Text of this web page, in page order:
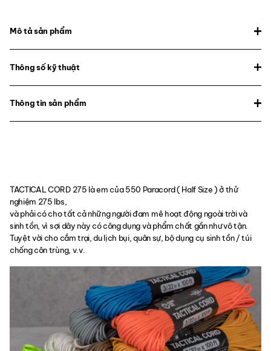
Mô tả sản phẩm
Thông số kỹ thuật
Thông tin sản phẩm
TACTICAL CORD 275 là em của 550 Paracord ( Half Size ) ở thử
nghiệm 275 lbs,
và phải có cho tất cả những người đam mê hoạt động ngoài trời và
sinh tồn, vì sợi dây này có công dụng và phẩm chất gần như vô tận.
Tuyệt vời cho cắm trại, du lịch bụi, quân sự, bộ dụng cụ sinh tồn / túi
chống côn trùng, v.v.